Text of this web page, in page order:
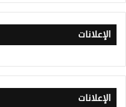
الإعلانات
الإعلانات